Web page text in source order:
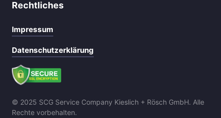
Rechtliches
Impressum
Datenschutzerklärung
© 2025 SCG Service Company Kieslich + Rösch GmbH. Alle
Rechte vorbehalten.